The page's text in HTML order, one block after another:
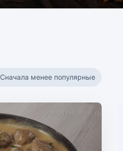
Сначала менее популярные